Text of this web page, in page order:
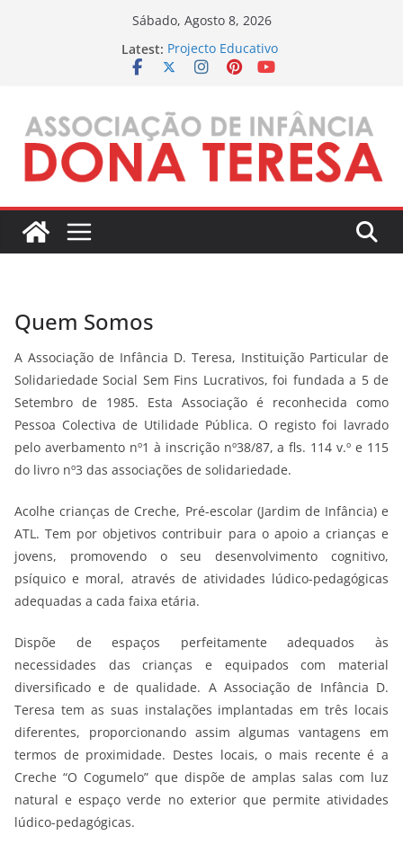
Sábado, Agosto 8, 2026
Latest: Projecto Educativo
Ementas Semanais
Quem Somos
A Associação de Infância D. Teresa, Instituição Particular de
Solidariedade Social Sem Fins Lucrativos, foi fundada a 5 de
Setembro de 1985. Esta Associação é reconhecida como
Pessoa Colectiva de Utilidade Pública. O registo foi lavrado
pelo averbamento nº1 à inscrição nº38/87, a fls. 114 v.º e 115
do livro nº3 das associações de solidariedade.
Acolhe crianças de Creche, Pré-escolar (Jardim de Infância) e
ATL. Tem por objetivos contribuir para o apoio a crianças e
jovens, promovendo o seu desenvolvimento cognitivo,
psíquico e moral, através de atividades lúdico-pedagógicas
adequadas a cada faixa etária.
Dispõe de espaços perfeitamente adequados às
necessidades das crianças e equipados com material
diversificado e de qualidade. A Associação de Infância D.
Teresa tem as suas instalações implantadas em três locais
diferentes, proporcionando assim algumas vantagens em
termos de proximidade. Destes locais, o mais recente é a
Creche “O Cogumelo” que dispõe de amplas salas com luz
natural e espaço verde no exterior que permite atividades
lúdico-pedagógicas.